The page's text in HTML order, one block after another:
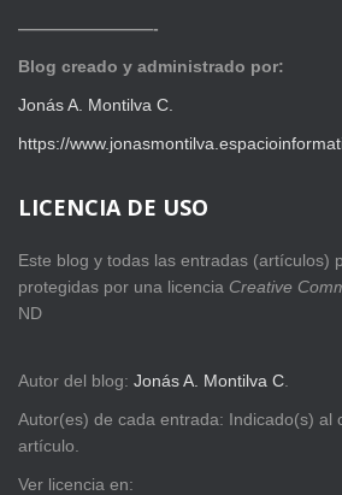
————————-
Blog creado y administrado por:
Jonás A. Montilva C.
https://
LICENCIA DE USO
Este blog y todas las entradas (artículos)
protegidas por una licencia Creative Com
ND
Autor del blog: Jonás A. Montilva C
Autor(es) de cada entrada: Indicado(s) al
artículo.
Ver licencia en: